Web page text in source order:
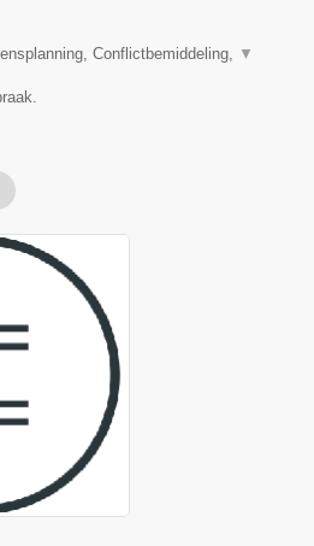
Conflictbemiddeling, ▼